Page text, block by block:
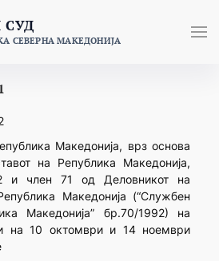
СУД
СЕВЕРНА МАКЕДОНИЈА
Македонија, врз основа
на Република Македонија,
и член 71 од Деловникот на
Македонија (“Службен
Македонија” бр.70/1992) на
на 10 октомври и 14 ноември